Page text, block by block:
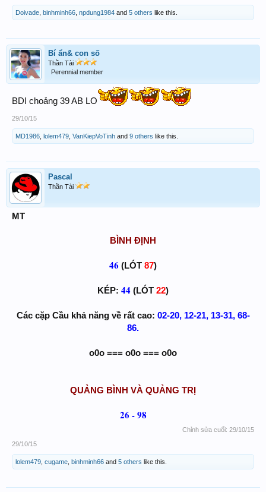
Doivade binhminh66 npdung1984 and 5 others like this.
Bí ẩn& con số
Thần Tài
Perennial member
BDI choảng 39 AB LO
29/10/15
MD1986 lolem479 VanKiepVoTinh and 9 others like this.
Pascal
Thần Tài
MT
BÌNH ĐỊNH
46 (LÓT 87)
KÉP: 44 (LÓT 22)
Các cặp Cầu khả năng về rất cao: 02-20, 12-21, 13-31, 68-
86.
o0o === o0o === o0o​
QUẢNG BÌNH VÀ QUẢNG TRỊ
26 - 98
Chỉnh sửa cuối: 29/10/15
29/10/15
lolem479 cugame binhminh66 and 5 others like this.